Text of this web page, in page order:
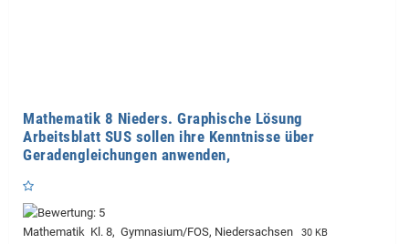
Mathematik 8 Nieders. Graphische Lösung
Arbeitsblatt SUS sollen ihre Kenntnisse über
Geradengleichungen anwenden,
Mathematik Kl. 8, Gymnasium/FOS, Niedersachsen 30 KB